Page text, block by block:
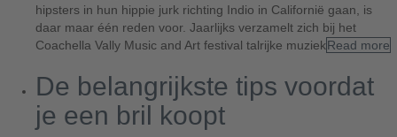
hipsters in hun hippie jurk richting Indio in Californië gaan, is
daar maar één reden voor. Jaarlijks verzamelt zich bij het
Coachella Vally Music and Art festival talrijke muziekRead more
De belangrijkste tips voordat
je een bril koopt